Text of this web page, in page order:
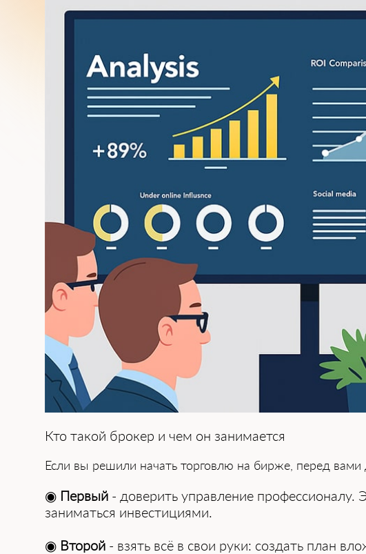
Кто такой брокер и чем он занимается
Если вы решили начать ͏торговлю на бирже, пер͏ед вами
◉ Первый - доверить управление профессионалу.
заниматься инвестициями.
◉ Второй - взять всё в свои руки: создат͏ь пл͏ан